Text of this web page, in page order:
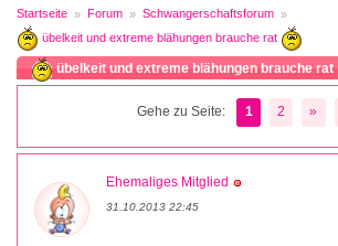
Startseite Forum
Schwangerschaftsforum
übelkeit und extreme blähungen brauche rat
übelkeit und extreme blähungen brauche rat
Gehe zu Seite: 1 2 »
Ehemaliges Mitglied
31.10.2013 22:45